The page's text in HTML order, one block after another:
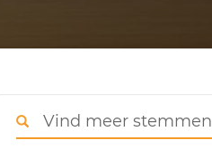
Vind meer stemmen